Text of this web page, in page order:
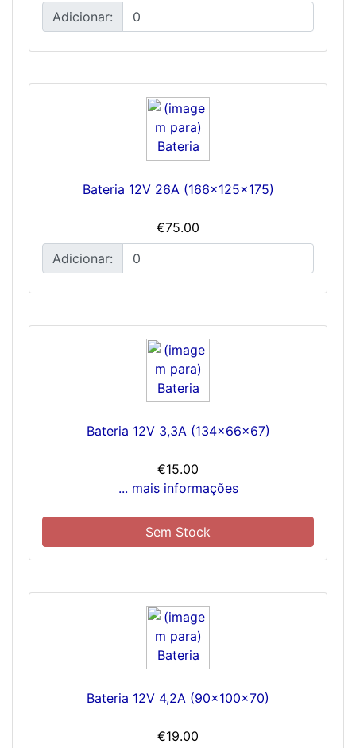
Adicionar:
Bateria 12V 26A (166x125x175)
€75.00
Adicionar:
Bateria 12V 3,3A (134x66x67)
€15.00
... mais informações
Sem Stock
Bateria 12V 4,2A (90x100x70)
€19.00